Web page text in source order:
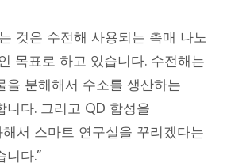
것은 수전해 사용되는 촉매 나노
목표로 하고 있습니다. 수전해는
을 분해해서 수소를 생산하는
니다. 그리고 QD 합성을
서 스마트 연구실을 꾸리겠다는
니다.”